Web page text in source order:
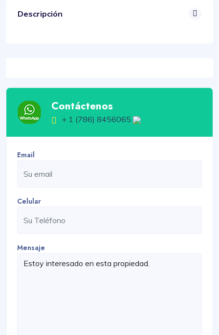
Descripción
Contáctenos
+ 1 (786) 8456065
Email
Celular
Mensaje